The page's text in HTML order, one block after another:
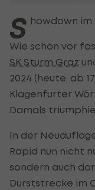
S howdown im
Wie schon vor
SK Sturm Graz
2024 (heute, ab
Klagenfurter
Damals
In der
Rapid nun nicht
sondern auch
Durststrecke im